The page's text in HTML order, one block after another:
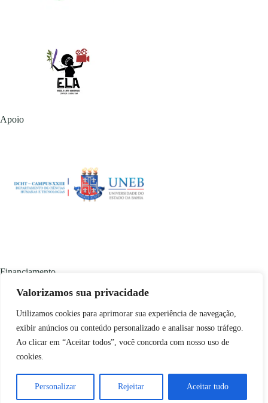
Valorizamos sua privacidade
Utilizamos cookies para aprimorar sua experiência de navegação,
exibir anúncios ou conteúdo personalizado e analisar nosso tráfego.
Ao clicar em “Aceitar todos”, você concorda com nosso uso de
cookies.
Personalizar Rejeitar Aceitar tudo
Apoio
Financiamento
Conteúdo disponível emcopyleft🄯 através da licença
Creative Commons BY-NC-SA. Desenvolvido pela